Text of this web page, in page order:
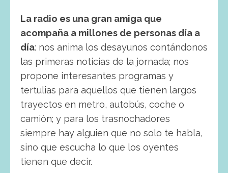
La radio es una gran amiga que
acompaña a millones de personas día a
día: nos anima los desayunos contándonos
las primeras noticias de la jornada; nos
propone interesantes programas y
tertulias para aquellos que tienen largos
trayectos en metro, autobús, coche o
camión; y para los trasnochadores
siempre hay alguien que no solo te habla,
sino que escucha lo que los oyentes
tienen que decir.